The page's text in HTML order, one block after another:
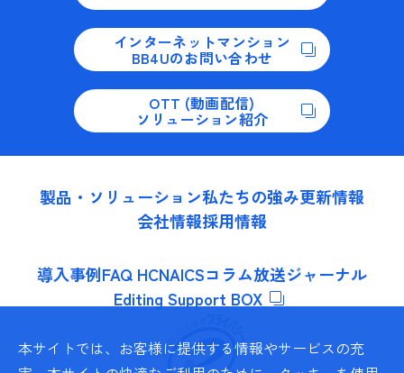
本サイトでは、お客様に提供する情報やサービスの充
インターネットマンション
BB4Uのお問い合わせ
OTT (動画配信)
ソリューション紹介
製品・ソリューション私たちの強み更新情報
会社情報採用情報
導入事例FAQ HCNAICSコラム放送ジャーナル
Editing Support BOX